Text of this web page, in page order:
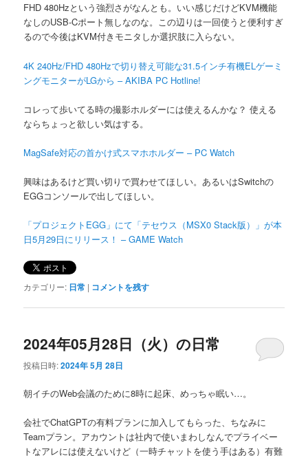
FHD 480Hzという強烈さがなんとも。いい感じだけどKVM機能
なしのUSB-Cポート無しなのな。この辺りは一回使うと便利すぎ
るので今後はKVM付きモニタしか選択肢に入らない。
4K 240Hz/FHD 480Hzで切り替え可能な31.5インチ有機ELゲーミ
ングモニターがLGから – AKIBA PC Hotline!
コレって歩いてる時の撮影ホルダーには使えるんかな？ 使える
ならちょっと欲しい気はする。
MagSafe対応の首かけ式スマホホルダー – PC Watch
興味はあるけど買い切りで買わせてほしい。あるいはSwitchの
EGGコンソールで出してほしい。
「プロジェクトEGG」にて「テセウス（MSX0 Stack版）」が本
日5月29日にリリース！ – GAME Watch
カテゴリー: 日常 | コメントを残す
2024年05月28日（火）の日常
投稿日時:2024年 5月 28日
朝イチのWeb会議のために8時に起床、めっちゃ眠い…。
会社でChatGPTの有料プランに加入してもらった、ちなみに
Teamプラン。アカウントは社内で使いまわしなんでプライベー
トなアレには使えないけど（一時チャットを使う手はある）有難